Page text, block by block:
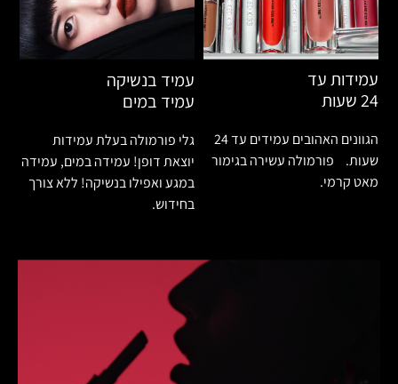
עמיד בנשיקה
עמיד במים
גלי פורמולה בעלת עמידות
יוצאת דופן! עמידה במים, עמידה
במגע ואפילו בנשיקה! ללא צורך
בחידוש.
עמידות עד
24 שעות
הגוונים האהובים עמידים עד 24
שעות. פורמולה עשירה בגימור
מאט קרמי.